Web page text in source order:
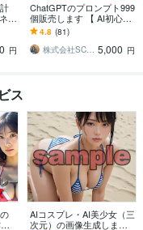
ッ
円
ChatGPTのプロンプト999
個販売します 【 AI初心者
必見！】AIプロンプト最
強セットが遂に登場！
4.8 (81)
株式会社SCコンサルティング 5,000 円
ス
AIコスプレ・AI美少女（三
次元）の画像生成します